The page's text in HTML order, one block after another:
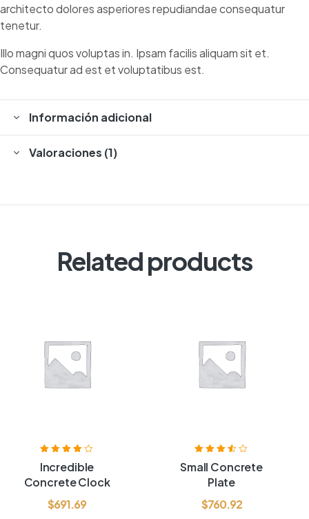
architecto dolores asperiores repudiandae consequatur
tenetur.
Illo magni quos voluptas in. Ipsam facilis aliquam sit et.
Consequatur ad est et voluptatibus est.
Información adicional
Valoraciones (1)
Related products
con4.00de
5
Incredible
Concrete Clock
$691.69
con3.50
de 5
Small Concrete
Plate
$760.92